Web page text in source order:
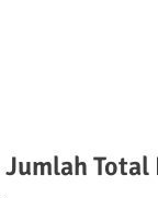
Jumlah Total